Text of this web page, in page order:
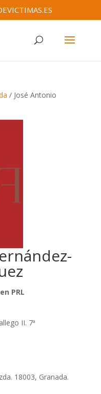
/ José Antonio
PRL
II. 7ª
18003, Granada.